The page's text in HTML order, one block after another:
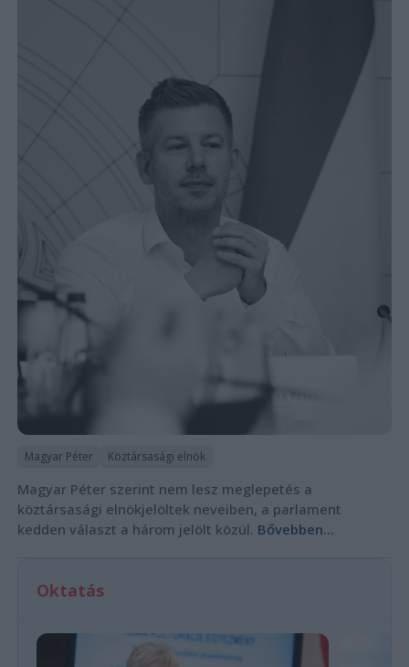
Magyar Péter Köztársasági elnök
Magyar Péter szerint nem lesz meglepetés a
köztársasági elnökjelöltek neveiben, a parlament
kedden választ a három jelölt közül. Bővebben...
Oktatás